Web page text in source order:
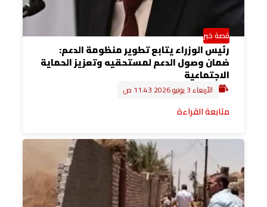
قصة خبر
رئيس الوزراء يتابع تطوير منظومة الدعم:
ضمان وصول الدعم لمستحقيه وتعزيز الحماية
الاجتماعية
الأربعاء 3 يونيو 2026 11:43 ص
متابعة القراءة